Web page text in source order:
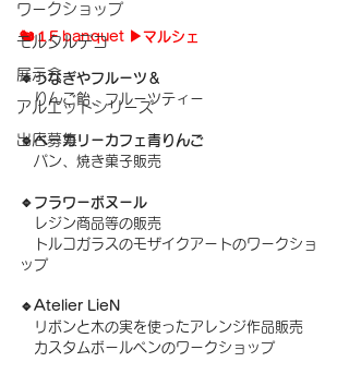
ワークショップ
モルタルデコ
展示会
アルエットシリーズ
出店募集
🐿️１F banquet ▶︎マルシェ
🔹うなぎやフルーツ＆
りんご飴、フルーツティー
🔹ベーカリーカフェ青りんご
パン、焼き菓子販売
🔹フラワーボヌール
レジン商品等の販売
トルコガラスのモザイクアートのワークショ
ップ
🔹Atelier LieN
リボンと木の実を使ったアレンジ作品販売
カスタムボールペンのワークショップ